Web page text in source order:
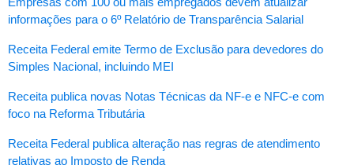
informações para o 6º Relatório de Transparência Salarial
Receita Federal emite Termo de Exclusão para devedores do
Simples Nacional, incluindo MEI
Receita publica novas Notas Técnicas da NF-e e NFC-e com
foco na Reforma Tributária
Receita Federal publica alteração nas regras de atendimento
relativas ao Imposto de Renda